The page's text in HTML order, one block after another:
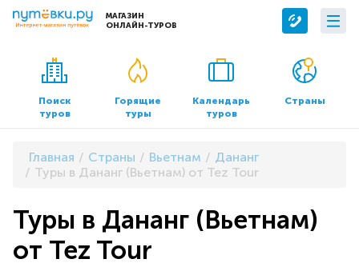
МАГАЗИН
ОНЛАЙН-ТУРОВ
Сервисы
Бронирование отелей
Трансфер
О компании
О нас
Контакты
Документы и реквизиты
Поиск
туров
Горящие
туры
Календарь
туров
Страны
Главная Страны Вьетнам
Дананг
Туры в Дананг (Вьетнам) от Tez Tour
Туры в Дананг (Вьетнам)
от Tez Tour